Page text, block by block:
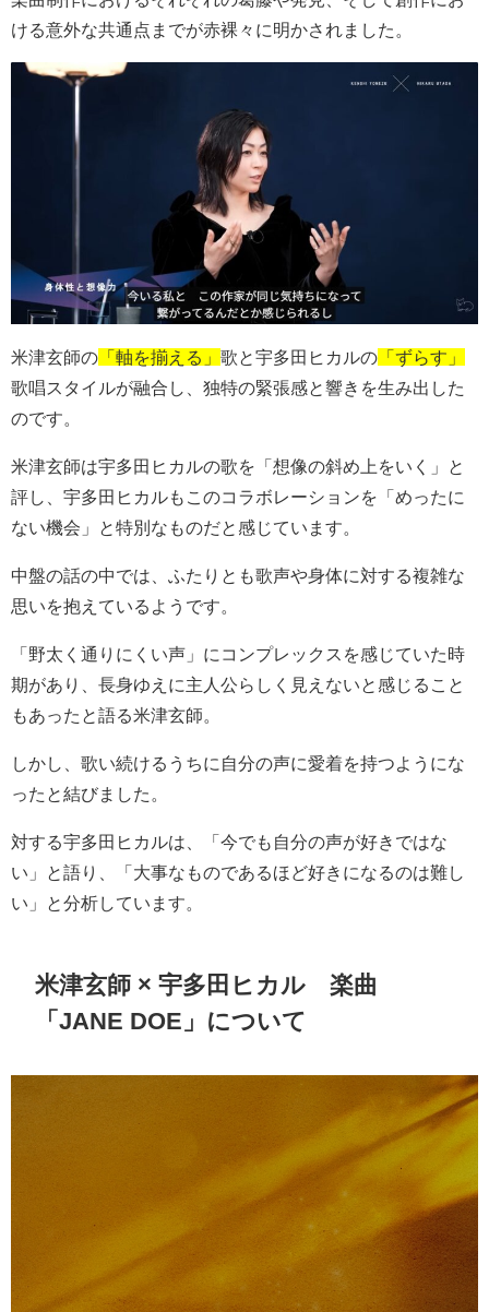
ける意外な共通点までが赤裸々に明かされました。
米津玄師の 「軸を揃える」 歌と宇多田ヒカルの 「ずらす」
歌唱スタイルが融合し、独特の緊張感と響きを生み出した
のです。
米津玄師は宇多田ヒカルの歌を「想像の斜め上をいく」と
評し、宇多田ヒカルもこのコラボレーションを「めったに
ない機会」と特別なものだと感じています。
中盤の話の中では、ふたりとも歌声や身体に対する複雑な
思いを抱えているようです。
「野太く通りにくい声」にコンプレックスを感じていた時
期があり、長身ゆえに主人公らしく見えないと感じること
もあったと語る米津玄師。
しかし、歌い続けるうちに自分の声に愛着を持つようにな
ったと結びました。
対する宇多田ヒカルは、「今でも自分の声が好きではな
い」と語り、「大事なものであるほど好きになるのは難し
い」と分析しています。
米津玄師 × 宇多田ヒカル 楽曲
「JANE DOE 」について